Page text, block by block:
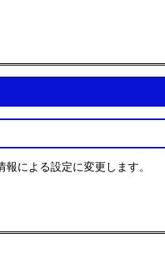
による設定に変更します。